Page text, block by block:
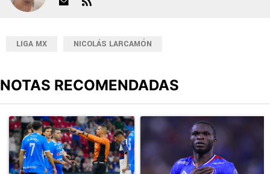
LIGA MX NICOLÁS LARCAMÓN
NOTAS RECOMENDADAS
Un artículo de tendencia con el título "Cruz Azul 2-3 Atlante:
Un artículo de tendencia con